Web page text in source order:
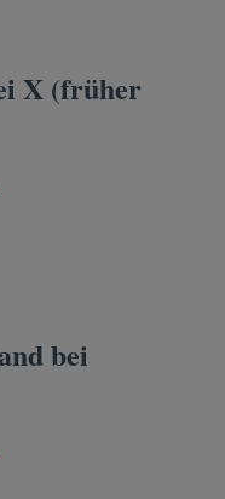
X (früher
bei